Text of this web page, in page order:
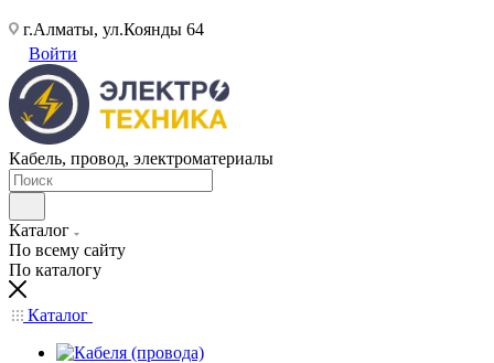
г.Алматы, ул.Коянды 64
Войти
Кабель, провод, электроматериалы
Каталог
По всему сайту
По каталогу
Каталог